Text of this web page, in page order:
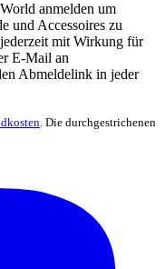
anmelden um
und Accessoires zu
mit Wirkung für
E-Mail an
Abmeldelink in jeder
. Die durchgestrichenen